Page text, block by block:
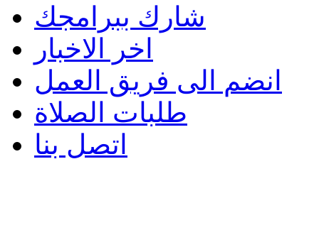
شارك ببرامجك
اخر الاخبار
انضم الى فريق العمل
طلبات الصلاة
اتصل بنا